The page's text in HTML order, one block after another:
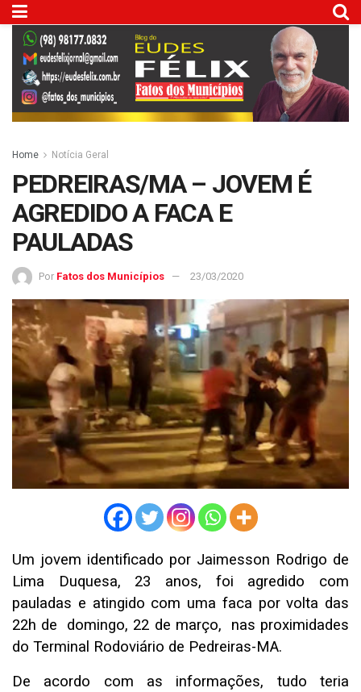
Home Notícia Geral
PEDREIRAS/MA – JOVEM É
AGREDIDO A FACA E
PAULADAS
Por Fatos dos Municípios 23/03/2020
Um jovem identificado por Jaimesson Rodrigo de
Lima Duquesa, 23 anos, foi agredido com
pauladas e atingido com uma faca por volta das
22h de domingo, 22 de março, nas proximidades
do Terminal Rodoviário de Pedreiras-MA.
De acordo com as informações, tudo teria